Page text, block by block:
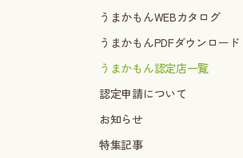
うまかもんWEBカタログ
うまかもんPDFダウンロード
うまかもん認定店一覧
認定申請について
お知らせ
特集記事